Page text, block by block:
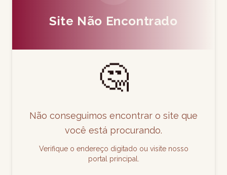
Site Não Encontrado
🤔
Não conseguimos encontrar o site que
você está procurando.
Verifique o endereço digitado ou visite nosso
portal principal.